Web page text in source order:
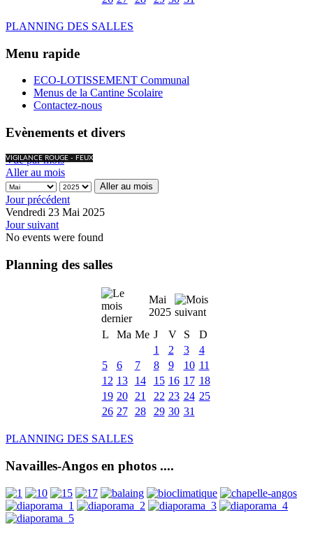
PLANNING DES SALLES
Menu rapide
ECO-LOTISSEMENT Communal
Menus de la Cantine Scolaire
Contactez-nous
Evènements et divers
VIGILANCE ROUGE - FEUX
Vue par mois
Aller au mois
Aller au mois
Jour précédent
Vendredi 23 Mai 2025
Jour suivant
No events were found
Planning des salles
Mai
2025
L
Ma Me J V S
D
1
2 3
4
5
6 7 8 9 10 11
12 13 14 15 16 17 18
19 20 21 22 23 24 25
26 27 28 29 30 31
PLANNING DES SALLES
Navailles-Angos en photos ....